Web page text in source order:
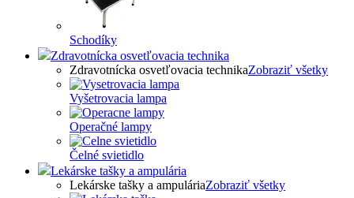
Schodíky
Zdravotnícka osvetľovacia technika
Zdravotnícka osvetľovacia technikaZobraziť všetky
Vyšetrovacia lampa
Operačné lampy
Čelné svietidlo
Lekárske tašky a ampulária
Lekárske tašky a ampuláriaZobraziť všetky